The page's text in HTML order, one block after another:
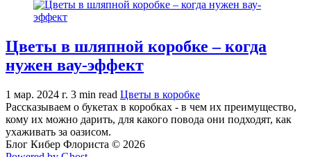
Цветы в шляпной коробке – когда
нужен вау-эффект
1 мар. 2024 г. 3 min read Цветы в коробке
Рассказываем о букетах в коробках - в чем их преимущество,
кому их можно дарить, для какого повода они подходят, как
ухаживать за оазисом.
Блог Кибер Флориста © 2026